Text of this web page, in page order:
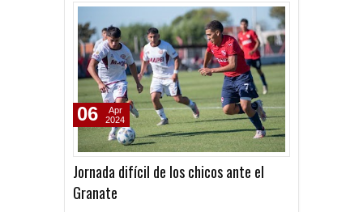
Jornada difícil de los chicos ante el
Granate
06
Apr
2024